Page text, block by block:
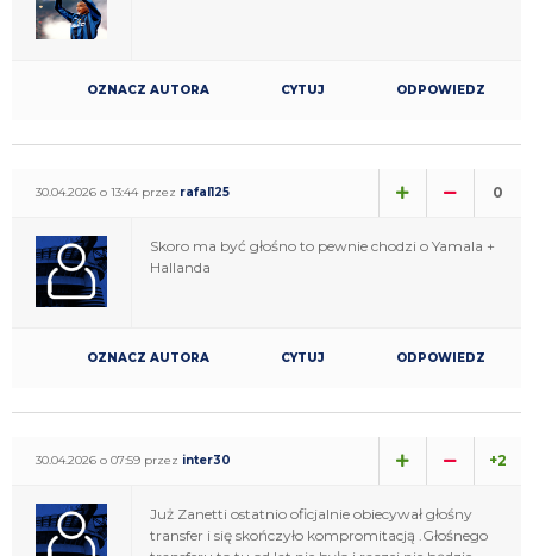
OZNACZ AUTORA CYTUJ ODPOWIEDZ
30.04.2026 o 13:44 przez rafal125 0
Skoro ma być głośno to pewnie chodzi o Yamala +
Hallanda
OZNACZ AUTORA CYTUJ ODPOWIEDZ
30.04.2026 o 07:59 przez inter30 +2
Już Zanetti ostatnio oficjalnie obiecywał głośny
transfer i się skończyło kompromitacją .Głośnego